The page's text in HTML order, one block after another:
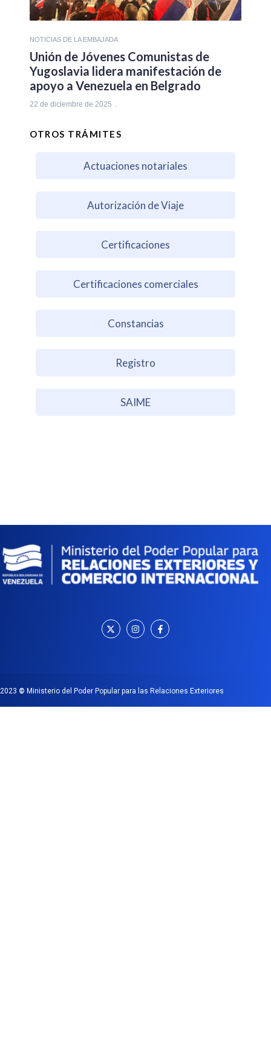
NOTICIAS DE LA EMBAJADA
Unión de Jóvenes Comunistas de
Yugoslavia lidera manifestación de
apoyo a Venezuela en Belgrado
22 de diciembre de 2025
OTROS TRÁMITES
Actuaciones notariales
Autorización de Viaje
Certificaciones
Certificaciones comerciales
Constancias
Registro
SAIME
2023 © Ministerio del Poder Popular para las Relaciones Exteriores